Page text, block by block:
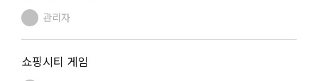
관리자
쇼핑시티 게임